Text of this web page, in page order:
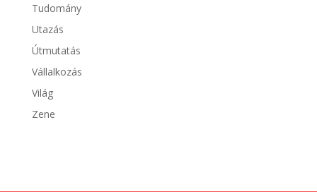
Tudomány
Utazás
Útmutatás
Vállalkozás
Világ
Zene